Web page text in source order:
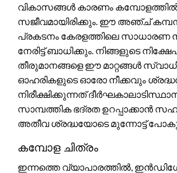
വികാസങ്ങൾ കാരണം
സജീവമായിരിക്കും. ഈ അഞ്ച്
പ്രകടനം കേരളത്തിലെ സാധാരണ
നേരിട്ട് ബാധിക്കും. നിങ്ങളുടെ
തീരുമാനങ്ങളെ ഈ മാറ്റങ്ങൾ
ഓഹരികളുടെ ഓരോ നീക്കവും
നിരീക്ഷിക്കുന്നത്
സാമ്പത്തിക ഭദ്രത ഉറപ്പാക്കാൻ
അതീവ ശ്രദ്ധയോടെ മുന്നോട്ട്
കമ്പോള ചിത്രം
ഇന്നത്തെ വ്യാപാരത്തിൽ,